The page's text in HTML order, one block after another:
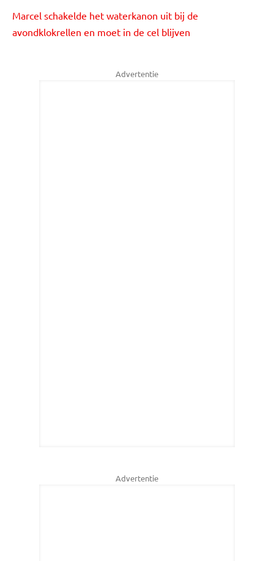
Marcel schakelde het waterkanon uit bij de
avondklokrellen en moet in de cel blijven
Advertentie
Advertentie